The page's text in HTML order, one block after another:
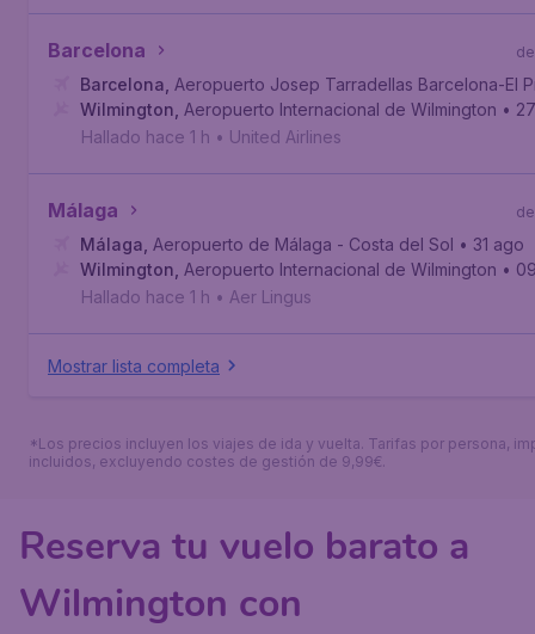
Barcelona
Barcelona Aeropuerto Josep Tarradellas Barcelona-El
Wilmington Aeropuerto Internacional de Wilmington •
Hallado hace 1 h • United Airlines
Málaga
Málaga Aeropuerto de Málaga - Costa del Sol • 31 ago
Wilmington Aeropuerto Internacional de Wilmington •
Hallado hace 1 h • Aer Lingus
Mostrar lista completa
*Los precios incluyen los viajes de ida y vuelta. Tarifas por persona,
incluidos, excluyendo costes de gestión de 9,99€.
Reserva tu vuelo barato a
Wilmington con